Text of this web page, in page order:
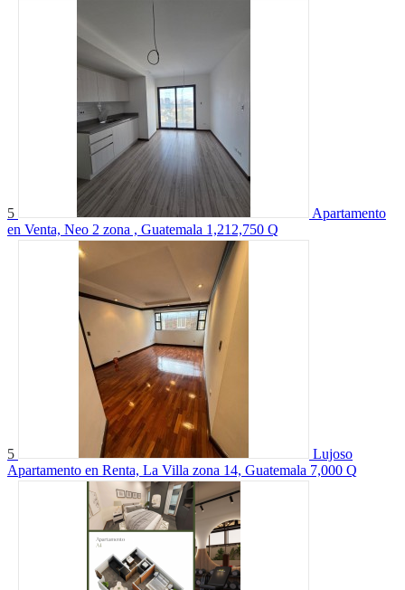
5
Apartamento
en Venta, Neo 2 zona , Guatemala 1,212,750 Q
5
Lujoso
Apartamento en Renta, La Villa zona 14, Guatemala 7,000 Q